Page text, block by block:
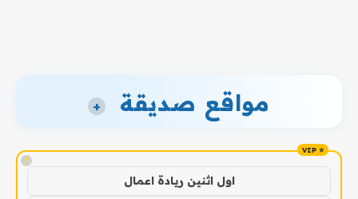
مواقع صديقة +
!
اول اثنين ريادة اعمال